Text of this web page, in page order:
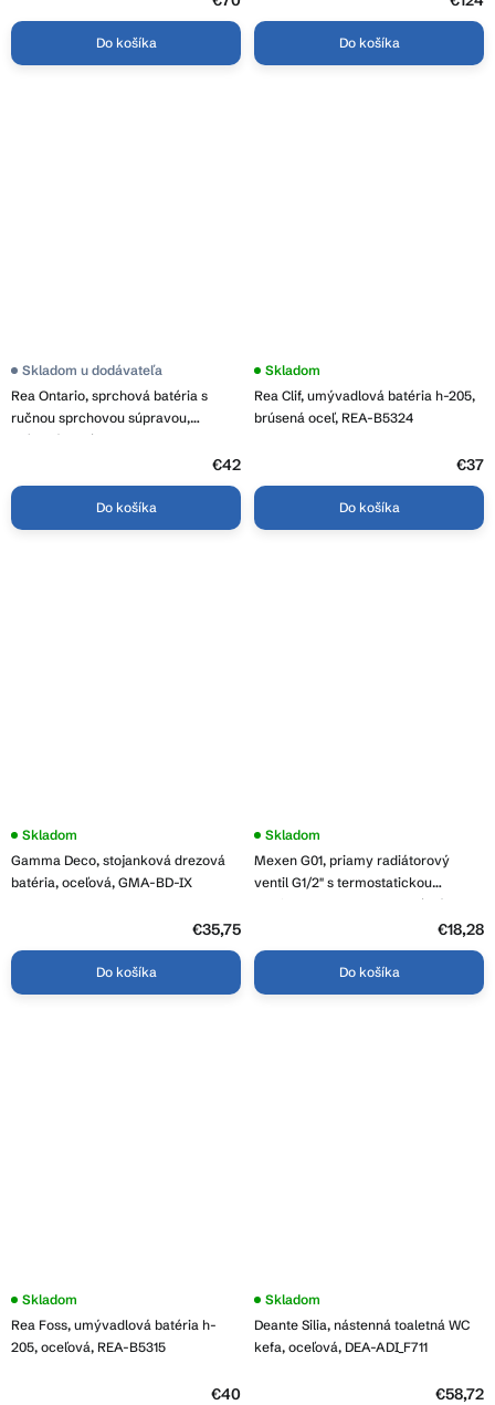
Do košíka Do košíka
Rea Ontario, sprchová batéria s
ručnou sprchovou súpravou,
brúsená oceľ, REA-B5502
Skladom u dodávateľa
€42
Do košíka
Rea Clif, umývadlová batéria h-205,
brúsená oceľ, REA-B5324
Skladom
€37
Do košíka
Gamma Deco, stojanková drezová
batéria, oceľová, GMA-BD-IX
Skladom
€35,75
Do košíka
Mexen G01, priamy radiátorový
ventil G1/2" s termostatickou
hlavicou M30x1,5 mm, oceľová,
Skladom
€18,28
Do košíka
Rea Foss, umývadlová batéria h-
205, oceľová, REA-B5315
Skladom
€40
Deante Silia, nástenná toaletná WC
kefa, oceľová, DEA-ADI_F711
Skladom
€58,72